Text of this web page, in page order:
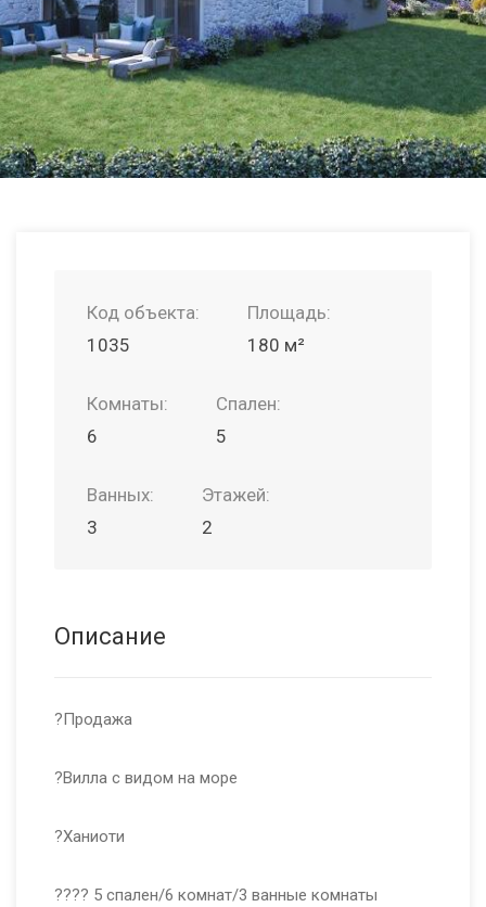
Код объекта:
1035
Площадь:
180 м²
Комнаты:
6
Спален:
5
Ванных:
3
Этажей:
2
Описание
?Продажа
?Вилла с видом на море
?Ханиоти
?‍?‍?‍? 5 спален/6 комнат/3 ванные комнаты